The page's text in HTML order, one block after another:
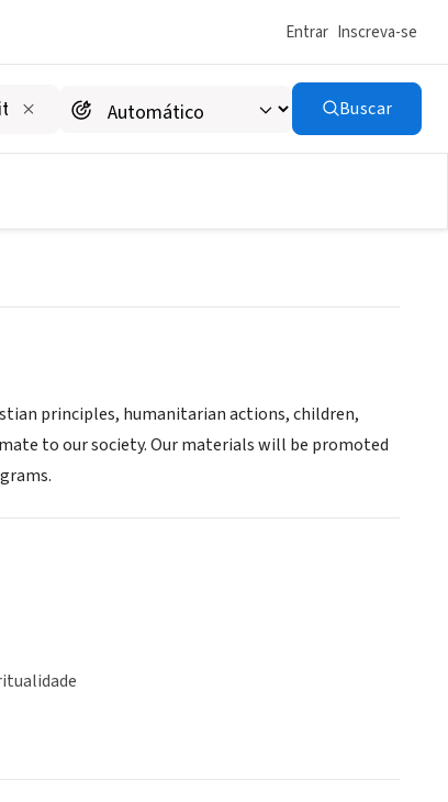
Entrar Inscreva-se
Buscar
Romania
principles, humanitarian actions, children,
to our society. Our materials will be promoted